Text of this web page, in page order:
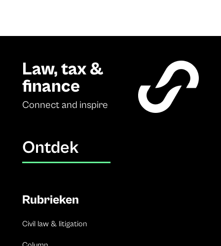
Law, tax &
finance
Connect and inspire
Ontdek
Rubrieken
Civil law & litigation